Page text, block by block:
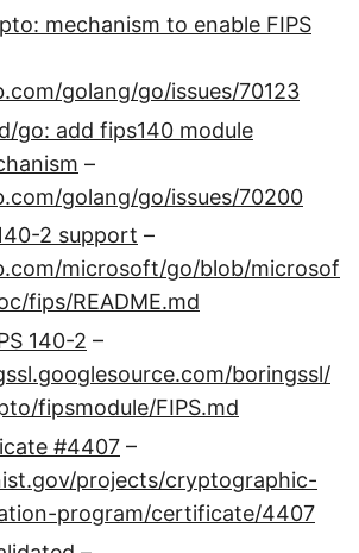
mechanism to enable FIPS
golang/go/issues/70123
go: add fips140 module
–
golang/go/issues/70200
2 support –
microsoft/go/blob/microsof
fips/README.md
140-2 –
boringssl/
fipsmodule/FIPS.md
#4407 –
projects/cryptographic-
program/certificate/4407